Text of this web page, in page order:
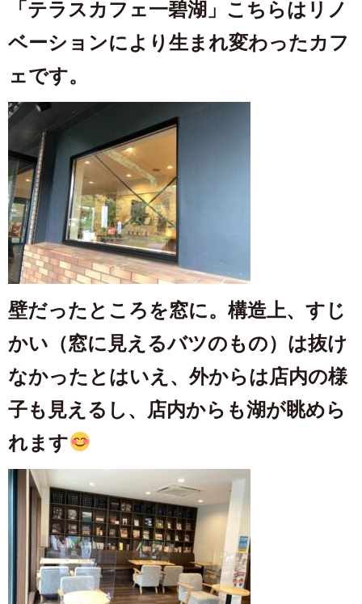
「テラスカフェ一碧湖」こちらはリノ
ベーションにより生まれ変わったカフ
ェです。
壁だったところを窓に。構造上、すじ
かい（窓に見えるバツのもの）は抜け
なかったとはいえ、外からは店内の様
子も見えるし、店内からも湖が眺めら
れます